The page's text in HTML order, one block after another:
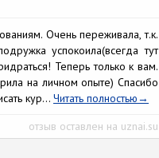
Очень переживала, т.к.
успокоила(всегда тут
Теперь только к вам.
на личном опыте) Спасибо
кур... Читать полностью
отзыв оставлен на uznai.su